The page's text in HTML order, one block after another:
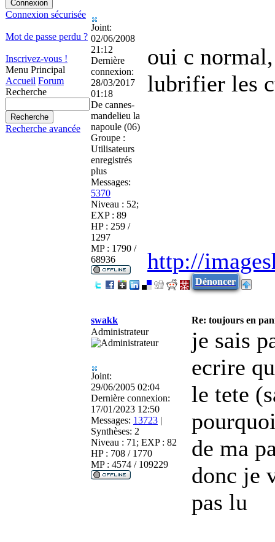
Connexion sécurisée
Mot de passe perdu ?
Inscrivez-vous !
Menu Principal
Accueil Forum
Recherche
Recherche avancée
Joint:
02/06/2008
21:12
Dernière
connexion:
28/03/2017
01:18
De cannes-
mandelieu la
napoule (06)
Groupe :
Utilisateurs
enregistrés
plus
Messages:
5370
Niveau : 52;
EXP : 89
HP : 259 /
1297
MP : 1790 /
68936
oui c
lubrifier les
http://
Dénoncer
swakk
Re: toujours en
Administrateur
Joint:
29/06/2005 02:04
Dernière connexion:
17/01/2023 12:50
Messages: 13723 |
Synthèses: 2
Niveau : 71; EXP : 82
HP : 708 / 1770
MP : 4574 / 109229
je sais
ecrire
le tete
de ma
donc je
pas lu